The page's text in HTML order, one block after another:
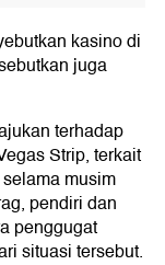
kasino di
juga
terhadap
Strip, terkait
musim
pendiri dan
penggugat
situasi tersebut.